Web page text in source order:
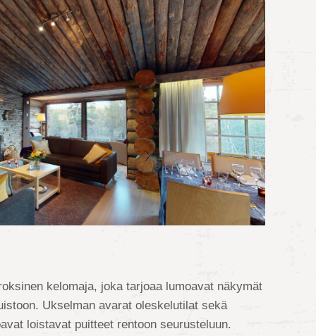
kelomaja, joka tarjoaa lumoavat näkymät
Ukselman avarat oleskelutilat sekä
loistavat puitteet rentoon seurusteluun.